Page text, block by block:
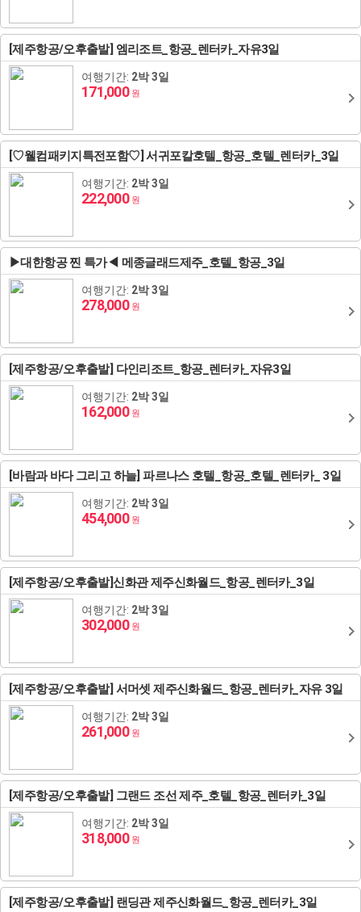
[제주항공/오후출발] 엠리조트_항공_렌터카_자유3일
여행기간: 2박 3일
171,000 원
[♡웰컴패키지특전포함♡] 서귀포칼호텔_항공_호텔_렌터카_3일
여행기간: 2박 3일
222,000 원
▶대한항공 찐 특가◀ 메종글래드제주_호텔_항공_3일
여행기간: 2박 3일
278,000 원
[제주항공/오후출발] 다인리조트_항공_렌터카_자유3일
여행기간: 2박 3일
162,000 원
[바람과 바다 그리고 하늘] 파르나스 호텔_항공_호텔_렌터카_ 3일
여행기간: 2박 3일
454,000 원
[제주항공/오후출발]신화관 제주신화월드_항공_렌터카_3일
여행기간: 2박 3일
302,000 원
[제주항공/오후출발] 서머셋 제주신화월드_항공_렌터카_자유 3일
여행기간: 2박 3일
261,000 원
[제주항공/오후출발] 그랜드 조선 제주_호텔_항공_렌터카_3일
여행기간: 2박 3일
318,000 원
[제주항공/오후출발] 랜딩관 제주신화월드_항공_렌터카_3일